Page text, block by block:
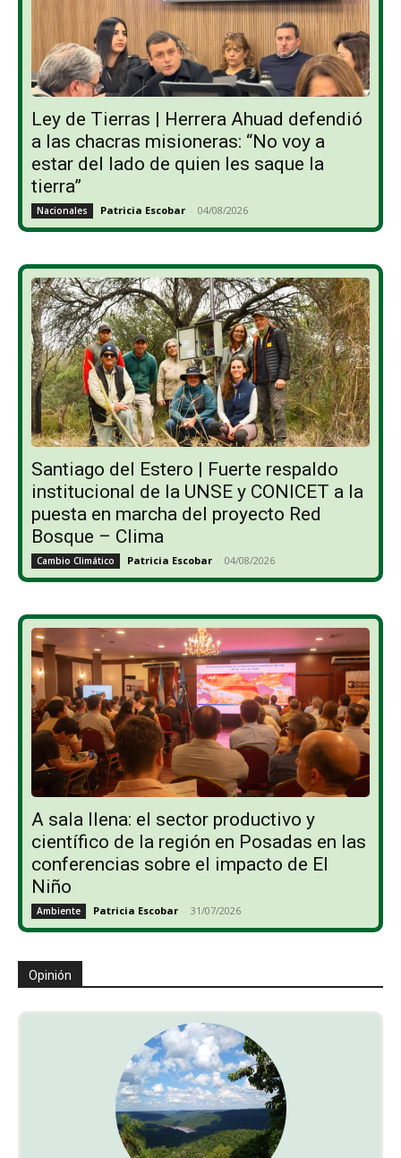
Ley de Tierras | Herrera Ahuad defendió
a las chacras misioneras: “No voy a
estar del lado de quien les saque la
tierra”
Nacionales Patricia Escobar - 04/08/2026
Santiago del Estero | Fuerte respaldo
institucional de la UNSE y CONICET a la
puesta en marcha del proyecto Red
Bosque – Clima
Cambio Climático Patricia Escobar - 04/08/2026
A sala llena: el sector productivo y
científico de la región en Posadas en las
conferencias sobre el impacto de El
Niño
Ambiente Patricia Escobar - 31/07/2026
Opinión